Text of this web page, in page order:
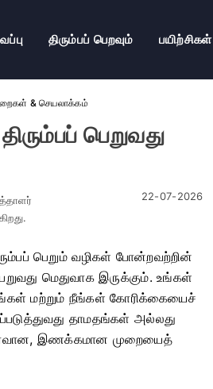
திரும்பப் பெறவும் பயிற்சிகள்
& செயலாக்கம்
பெறுவது
22-07-2026
பெறும் வழிகள் போன்றவற்றின்
மெதுவாக இருக்கும். உங்கள்
மற்றும் நீங்கள் கோரிக்கையைச்
தாமதங்கள் அல்லது
இணக்கமான முறையைத்